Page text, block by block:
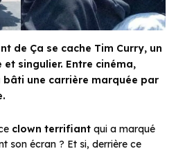
de Ça se cache Tim Curry, un
singulier. Entre cinéma,
une carrière marquée par
clown terrifiant qui a marqué
son écran ? Et si, derrière ce